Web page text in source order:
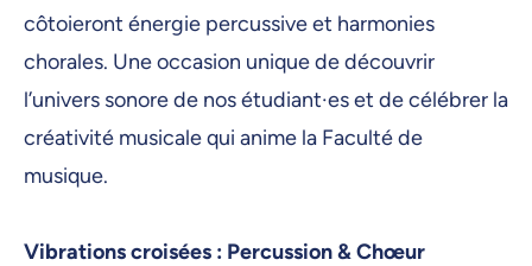
côtoieront énergie percussive et harmonies
chorales. Une occasion unique de découvrir
l’univers sonore de nos étudiant·es et de célébrer la
créativité musicale qui anime la Faculté de
musique.
Vibrations croisées : Percussion & Chœur